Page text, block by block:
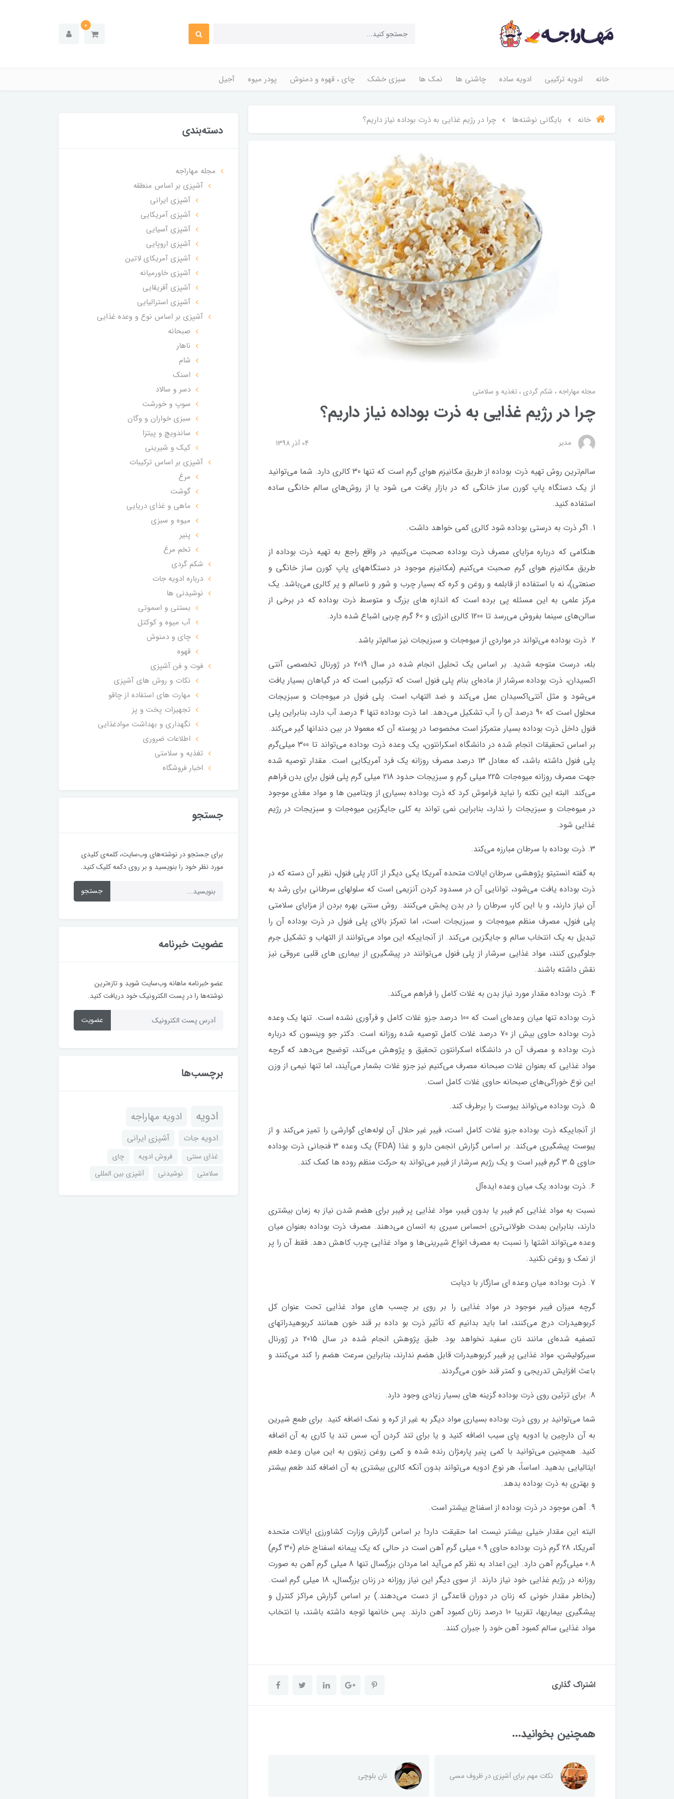
0
خانه ادویه ترکیبی ادویه ساده چاشنی ها نمک ها سبزی خشک چای ، قهوه و دمنوش پودر میوه آجیل
خانه بایگانی نوشته‌ها چرا در رژیم غذایی به ذرت بوداده نیاز داریم؟
مجله مهاراجه شکم گردی تغذیه و سلامتی
چرا در رژیم غذایی به ذرت بوداده نیاز داریم؟
مدیر 04 آذر 1398
سالم‌ترین روش تهیه ذرت بوداده از طریق مکانیزم هوای گرم است که تنها 30 کالری دارد. شما می‌توانید
از یک دستگاه پاپ کورن ساز خانگی که در بازار یافت می شود یا از روش‌های سالم خانگی ساده
استفاده کنید.
1. اگر ذرت به درستی بوداده شود کالری کمی خواهد داشت.
هنگامی که درباره مزایای مصرف ذرت بوداده صحبت می‌کنیم، در واقع راجع به تهیه ذرت بوداده از
طریق مکانیزم هوای گرم صحبت می‌کنیم (مکانیزم موجود در دستگاههای پاپ کورن ساز خانگی و
صنعتی)، نه با استفاده از قابلمه و روغن و کره‌ که بسیار چرب و شور و ناسالم و پر کالری می‌باشد. یک
مرکز علمی به این مسئله پی برده است که اندازه های بزرگ و متوسط ذرت بوداده که در برخی از
سالن‌های سینما بفروش می‌رسد تا 1200 کالری انرژی و 60 گرم چربی اشباع شده دارد.
2. ذرت بوداده می‌تواند در مواردی از میوه‌جات و سبزیجات نیز سالم‌تر باشد.
بله، درست متوجه شدید. بر اساس یک تحلیل انجام شده در سال 2019 در ژورنال تخصصی آنتی
اکسیدان، ذرت بوداده سرشار از ماده‌ای بنام پلی فنول است که ترکیبی است که در گیاهان بسیار یافت
می‌شود و مثل آنتی‌اکسیدان عمل می‌کند و ضد التهاب است. پلی فنول در میوه‌جات و سبزیجات
محلول است که 90 درصد آن را آب تشکیل می‌دهد. اما ذرت بوداده تنها 4 درصد آب دارد، بنابراین پلی
فنول داخل ذرت بوداده بسیار متمرکز است مخصوصا در پوسته آن که معمولا در بین دندانها گیر می‌کند.
بر اساس تحقیقات انجام شده در دانشگاه اسکرانتون، یک وعده ذرت بوداده می‌تواند تا 300 میلی‌گرم
پلی فنول داشته باشد، که معادل 13 درصد مصرف روزانه یک فرد آمریکایی است. مقدار توصیه شده
جهت مصرف روزانه میوه‌جات 225 میلی گرم و سبزیجات حدود 218 میلی گرم پلی فنول برای بدن فراهم
می‌کند. البته این نکته را نباید فراموش کرد که ذرت بوداده بسیاری از ویتامین ها و مواد مغذی موجود
در میوه‌جات و سبزیجات را ندارد، بنابراین نمی تواند به کلی جایگزین میوه‌جات و سبزیجات در رژیم
غذایی شود.
3. ذرت بوداده با سرطان مبارزه می‌کند.
به گفته انستیتو پژوهشی سرطان ایالات متحده آمریکا یکی دیگر از آثار پلی فنول، نظیر آن دسته که در
ذرت بوداده یافت می‌شود، توانایی آن در مسدود کردن آنزیمی است که سلولهای سرطانی برای رشد به
آن نیاز دارند، و با این کار، سرطان را در بدن پخش می‌کنند. روش سنتی بهره بردن از مزایای سلامتی
پلی فنول، مصرف منظم میوه‌جات و سبزیجات است، اما تمرکز بالای پلی فنول در ذرت بوداده آن را
تبدیل به یک انتخاب سالم و جایگزین می‌کند. از آنجاییکه این مواد می‌توانند از التهاب و تشکیل جرم
جلوگیری کنند، مواد غذایی سرشار از پلی فنول می‌توانند در پیشگیری از بیماری های قلبی عروقی نیز
نقش داشته باشند.
4. ذرت بوداده مقدار مورد نیاز بدن به غلات کامل را فراهم می‌کند.
ذرت بوداده تنها میان وعده‌ای است که 100 درصد جزو غلات کامل و فرآوری نشده است. تنها یک وعده
ذرت بوداده حاوی بیش از 70 درصد غلات کامل توصیه شده روزانه است. دکتر جو وینسون که درباره
ذرت بوداده و مصرف آن در دانشگاه اسکرانتون تحقیق و پژوهش می‌کند، توضیح می‌دهد که گرچه
مواد غذایی که بعنوان غلات صبحانه مصرف می‌کنیم نیز جزو غلات بشمار می‌آیند، اما تنها نیمی از وزن
این نوع خوراکی‌های صبحانه حاوی غلات کامل است.
5. ذرت بوداده می‌تواند یبوست را برطرف کند.
از آنجاییکه ذرت بوداده جزو غلات کامل است، فیبر غیر حلال آن لوله‌های گوارشی را تمیز می‌کند و از
یبوست پیشگیری می‌کند. بر اساس گزارش انجمن دارو و غذا (FDA) یک وعده 3 فنجانی ذرت بوداده
حاوی 3.5 گرم فیبر است و یک رژیم سرشار از فیبر می‌تواند به حرکت منظم روده ها کمک کند.
6. ذرت بوداده: یک میان وعده ایده‌آل
نسبت به مواد غذایی کم فیبر یا بدون فیبر، مواد غذایی پر فیبر برای هضم شدن نیاز به زمان بیشتری
دارند، بنابراین بمدت طولانی‌تری احساس سیری به انسان می‌دهند. مصرف ذرت بوداده بعنوان میان
وعده می‌تواند اشتها را نسبت به مصرف انواع شیرینی‌‌ها و مواد غذایی چرب کاهش دهد. فقط آن را پر
از نمک و روغن نکنید.
7. ذرت بوداده: میان وعده ای سازگار با دیابت
گرچه میزان فیبر موجود در مواد غذایی را بر روی بر چسب های مواد غذایی تحت عنوان کل
کربوهیدرات درج می‌کنند، اما باید بدانیم که تأثیر ذرت بو داده بر قند خون همانند کربوهیدراتهای
تصفیه شده‌ای مانند نان سفید نخواهد بود. طبق پژوهش انجام شده در سال 2015 در ژورنال
سیرکولیشن، مواد غذایی پر فیبر کربوهیدرات قابل هضم ندارند، بنابراین سرعت هضم را کند می‌کنند و
باعث افزایش تدریجی و کمتر قند خون می‌گردند.
8. برای تزئین روی ذرت بوداده گزینه های بسیار زیادی وجود دارد.
شما می‌توانید بر روی ذرت بوداده بسیاری مواد دیگر به غیر از کره و نمک اضافه کنید. برای طمع شیرین
به آن دارچین یا ادویه پای سیب اضافه کنید و یا برای تند کردن آن، سس تند یا کاری به آن اضافه
کنید. همچنین می‌توانید با کمی پنیر پارمژان رنده شده و کمی روغن زیتون به این میان وعده طعم
ایتالیایی بدهید. اساساً، هر نوع ادویه می‌تواند بدون آنکه کالری بیشتری به آن اضافه کند طعم بیشتر
و بهتری به ذرت بوداده بدهد.
9. آهن موجود در ذرت بوداده از اسفناج بیشتر است.
البته این مقدار خیلی بیشتر نیست اما حقیقت دارد! بر اساس گزارش وزارت کشاورزی ایالات متحده
آمریکا، 28 گرم ذرت بوداده حاوی 0.9 میلی گرم آهن است در حالی که یک پیمانه اسفناج خام (30 گرم)
0.8 میلی‌گرم آهن دارد. این اعداد به نظر کم می‌آید اما مردان بزرگسال تنها 8 میلی گرم آهن به صورت
روزانه در رژیم غذایی خود نیاز دارند. از سوی دیگر این نیاز روزانه در زنان بزرگسال، 18 میلی گرم است.
(بخاطر مقدار خونی که زنان در دوران قاعدگی از دست می‌دهند.) بر اساس گزارش مراکز کنترل و
پیشگیری بیماریها، تقریبا 10 درصد زنان کمبود آهن دارند. پس خانمها توجه داشته باشند، با انتخاب
مواد غذایی سالم کمبود آهن خود را جبران کنند.
اشتراک گذاری
همچنین بخوانید...
نکات مهم برای آشپزی در ظروف مسی نان بلوچی
دسته‌بندی
مجله مهاراجه
آشپزی بر اساس منطقه
آشپزی ایرانی
آشپزی آمریکایی
آشپزی آسیایی
آشپزی اروپایی
آشپزی آمریکای لاتین
آشپزی خاورمیانه
آشپزی آفریقایی
آشپزی استرالیایی
آشپزی بر اساس نوع و وعده غذایی
صبحانه
ناهار
شام
اسنک
دسر و سالاد
سوپ و خورشت
سبزی خواران و وگان
ساندویچ و پیتزا
کیک و شیرینی
آشپزی بر اساس ترکیبات
مرغ
گوشت
ماهی و غذای دریایی
میوه و سبزی
پنیر
تخم مرغ
شکم گردی
درباره ادویه جات
نوشیدنی ها
بستنی و اسموتی
آب میوه و کوکتل
چای و دمنوش
قهوه
فوت و فن آشپزی
نکات و روش های آشپزی
مهارت های استفاده از چاقو
تجهیزات پخت و پز
نگهداری و بهداشت موادغذایی
اطلاعات ضروری
تغذیه و سلامتی
اخبار فروشگاه
جستجو
برای جستجو در نوشته‌های وب‌سایت، کلمه‌ی کلیدی
مورد نظر خود را بنویسید و بر روی دکمه کلیک کنید.
جستجو
عضویت خبرنامه
عضو خبرنامه ماهانه وب‌سایت شوید و تازه‌ترین
نوشته‌ها را در پست الکترونیک خود دریافت کنید.
عضویت
برچسب‌ها
ادویه ادویه مهاراجه
ادویه جات آشپزی ایرانی
غذای سنتی فروش ادویه
چای
سلامتی
نوشیدنی آشپزی بین المللی